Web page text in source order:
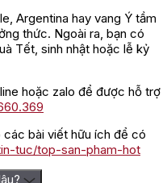
Argentina hay vang Ý tầm
thức. Ngoài ra, bạn có
Tết, sinh nhật hoặc lễ kỷ
hoặc zalo để được hỗ trợ
bài viết hữu ích để có
tuc/top-san-pham-hot